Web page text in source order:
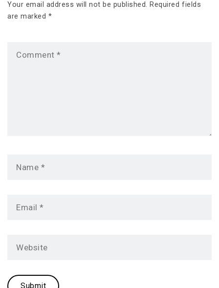
Your email address will not be published. Required fields
are marked *